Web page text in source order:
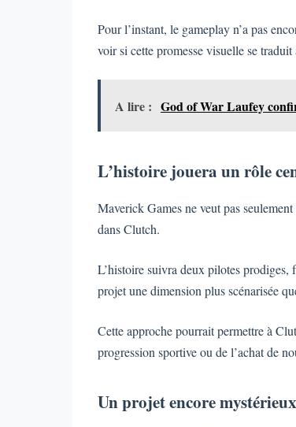
Pour l’instant, le gameplay n’a pas
voir si cette promesse visuelle se
A lire : God of War Laufey
L’histoire jouera un rôle
Maverick Games ne veut pas
dans Clutch.
L’histoire suivra deux pilotes prodiges,
projet une dimension plus scénarisée
Cette approche pourrait permettre à
progression sportive ou de l’achat de
Un projet encore